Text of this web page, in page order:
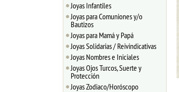
Joyas Infantiles
Joyas para Comuniones y/o
Bautizos
Joyas para Mamá y Papá
Joyas Solidarias / Reivindicativas
Joyas Nombres e Iniciales
Joyas Ojos Turcos, Suerte y
Protección
Joyas Zodiaco/Horóscopo